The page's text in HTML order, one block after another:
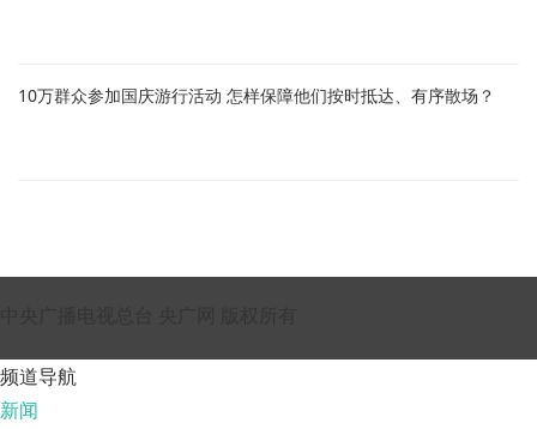
10万群众参加国庆游行活动 怎样保障他们按时抵达、有序散场？
频道导航
新闻